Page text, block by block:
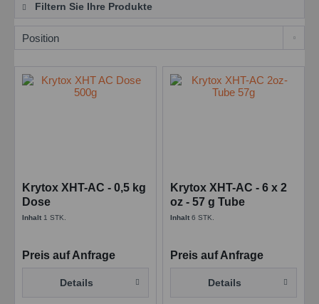
Filtern Sie Ihre Produkte
Krytox XHT-AC - 0,5 kg
Dose
Inhalt 1 STK.
Preis auf Anfrage
Details
Krytox XHT-AC - 6 x 2
oz - 57 g Tube
Inhalt6 STK.
Preis auf Anfrage
Details